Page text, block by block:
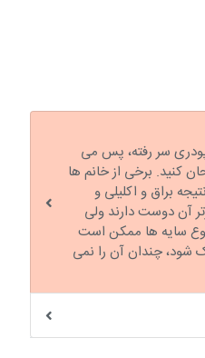
سر رفته، پس می
کنید. برخی از خانم ها
براق و اکلیلی و
آن دوست دارند ولی
سایه ها ممکن است
چندان آن را نمی